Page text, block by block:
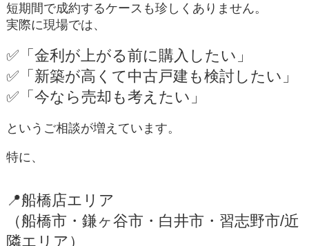
短期間で成約するケースも珍しくありません。
実際に現場では、
✅「金利が上がる前に購入したい」
✅「新築が高くて中古戸建も検討したい」
✅「今なら売却も考えたい」
というご相談が増えています。
特に、
📍船橋店エリア
（船橋市・鎌ヶ谷市・白井市・習志野市/近
隣エリア）